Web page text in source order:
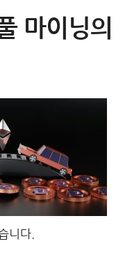
마이닝
니다.